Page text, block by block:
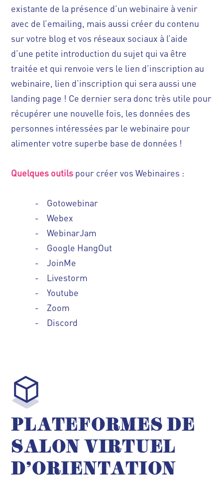
existante de la présence d’un webinaire à venir
avec de l’emailing, mais aussi créer du contenu
sur votre blog et vos réseaux sociaux à l’aide
d’une petite introduction du sujet qui va être
traitée et qui renvoie vers le lien d’inscription au
webinaire, lien d’inscription qui sera aussi une
landing page ! Ce dernier sera donc très utile pour
récupérer une nouvelle fois, les données des
personnes intéressées par le webinaire pour
alimenter votre superbe base de données !
Quelques outils pour créer vos Webinaires :
-
Gotowebinar
-
Webex
-
WebinarJam
-
Google HangOut
-
JoinMe
-
Livestorm
-
Youtube
- Zoom
- Discord
PLATEFORMES DE
SALON VIRTUEL
D’ORIENTATION